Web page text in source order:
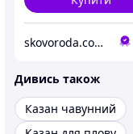
skovoroda.com.ua – все для кухні та дому
Дивись також
Казан чавунний